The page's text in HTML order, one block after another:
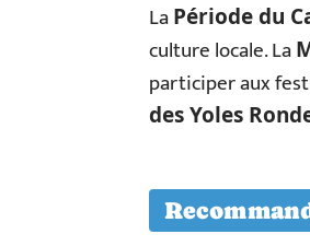
LaPériode du
culture locale. La
participer aux
des Yoles